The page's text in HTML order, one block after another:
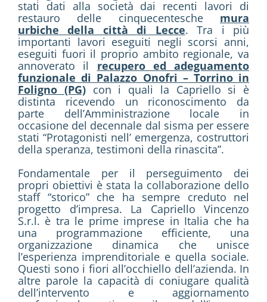
stati dati alla società dai recenti lavori di
restauro delle cinquecentesche mura
urbiche della città di Lecce. Tra i più
importanti lavori eseguiti negli scorsi anni,
eseguiti fuori il proprio ambito regionale, va
annoverato il recupero ed adeguamento
funzionale di Palazzo Onofri – Torrino in
Foligno (PG)con i quali la Capriello si è
distinta ricevendo un riconoscimento da
parte dell’Amministrazione locale in
occasione del decennale dal sisma per essere
stati “Protagonisti nell’ emergenza, costruttori
della speranza, testimoni della rinascita”.
Fondamentale per il perseguimento dei
propri obiettivi è stata la collaborazione dello
staff “storico” che ha sempre creduto nel
progetto d’impresa. La Capriello Vincenzo
S.r.l. è tra le prime imprese in Italia che ha
una programmazione efficiente, una
organizzazione dinamica che unisce
l’esperienza imprenditoriale e quella sociale.
Questi sono i fiori all’occhiello dell’azienda. In
altre parole la capacità di coniugare qualità
dell’intervento e aggiornamento